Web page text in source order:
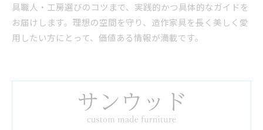
具職人・工房選びのコツまで、実践的かつ具体的なガイドを
お届けします。理想の空間を守り、造作家具を長く美しく愛
用したい方にとって、価値ある情報が満載です。